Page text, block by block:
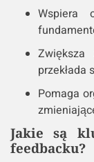
Wspiera
Zwiększa
przekłada
Pomaga
Jakie są
feedbacku?